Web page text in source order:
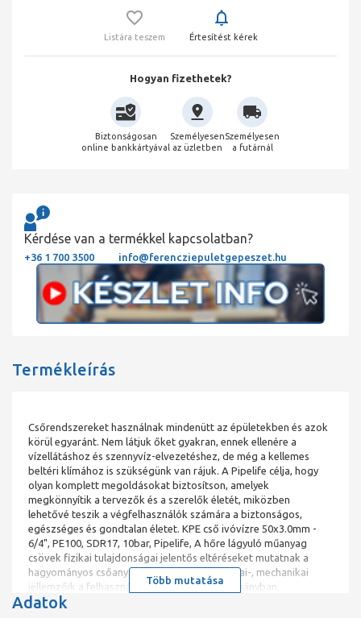
Listára teszem Értesítést kérek
Hogyan fizethetek?
Biztonságosan
online bankkártyával
Személyesen
az üzletben
Személyesen
a futárnál
Kérdése van a termékkel kapcsolatban?
+36 1 700 3500 info@ferencziepuletgepeszet.hu
Termékleírás
Csőrendszereket használnak mindenütt az épületekben és azok
körül egyaránt. Nem látjuk őket gyakran, ennek ellenére a
vízellátáshoz és szennyvíz-elvezetéshez, de még a kellemes
beltéri klímához is szükségünk van rájuk. A Pipelife célja, hogy
olyan komplett megoldásokat biztosítson, amelyek
megkönnyítik a tervezők és a szerelők életét, miközben
lehetővé teszik a végfelhasználók számára a biztonságos,
egészséges és gondtalan életet. KPE cső ivóvízre 50x3.0mm -
6/4", PE100, SDR17, 10bar, Pipelife, A hőre lágyuló műanyag
csövek fizikai tulajdonságai jelentős eltéréseket mutatnak a
hagyományos csőanyagokhoz képest. A fizikai-, mechanikai
jellemzőik a felhasználási hőmérséklet tartományban,
hőmérséklet- és időfüggők. Ezt a sajátos tulajdonságot a PE
Több mutatása
Adatok